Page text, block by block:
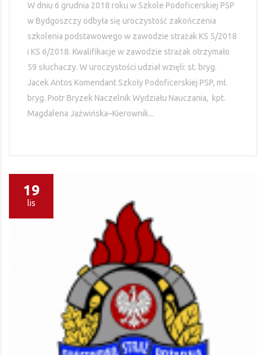
W dniu 6 grudnia 2018 roku w Szkole Podoficerskiej PSP
w Bydgoszczy odbyła się uroczystość zakończenia
szkolenia podstawowego w zawodzie strażak KS 5/2018
i KS 6/2018. Kwalifikacje w zawodzie strażak otrzymało
59 słuchaczy. W uroczystości udział wzięli: st. bryg.
Jacek Antos Komendant Szkoły Podoficerskiej PSP, mł.
bryg. Piotr Bryzek Naczelnik Wydziału Nauczania, kpt.
Magdalena Jaźwińska–Kierownik...
19
lis